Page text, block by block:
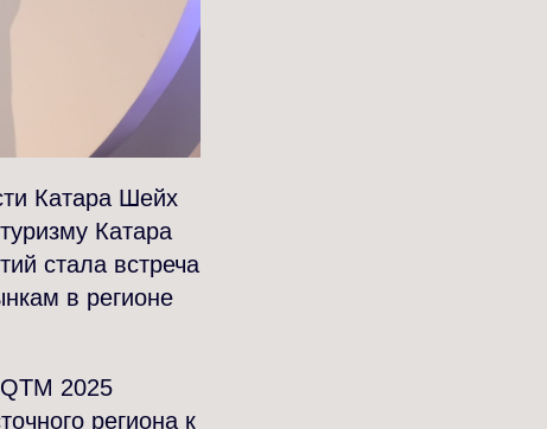
Катара Шейх
Катара
стала встреча
в регионе
2025
региона к